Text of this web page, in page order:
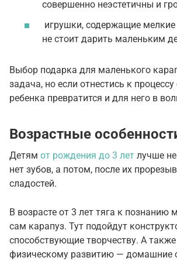
совершенно неэстетичны и
игрушки, содержащие
не стоит дарить маленьким
Выбор подарка для маленького
задача, но если отнестись к
ребенка превратится и для него в
Возрастные
Детям от рождения до 3 лет лучше
нет зубов, а потом, после их
сладостей.
В возрасте от 3 лет тяга к
сам карапуз. Тут подойдут
способствующие творчеству. А
физическому развитию — домашние